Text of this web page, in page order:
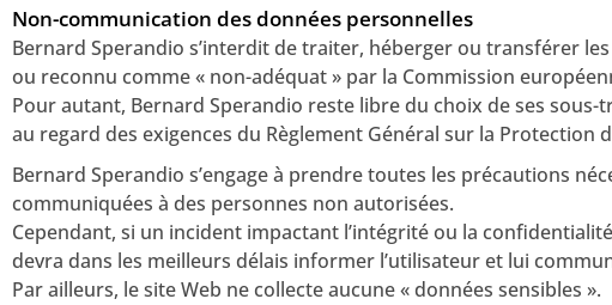
Non-communication des données personnelles
Bernard Sperandio s’interdit de traiter, héberger ou transférer
ou reconnu comme « non-adéquat » par la Commission
Pour autant, Bernard Sperandio reste libre du choix de ses
au regard des exigences du Règlement Général sur la Protection
Bernard Sperandio s’engage à prendre toutes les précautions
communiquées à des personnes non autorisées.
Cependant, si un incident impactant l’intégrité ou la
devra dans les meilleurs délais informer l’utilisateur et lui
Par ailleurs, le site Web ne collecte aucune « données sensibles ».